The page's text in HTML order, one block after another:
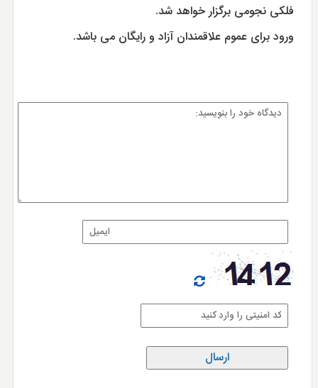
فلکی نجومی برگزار خواهد شد.
ورود برای عموم علاقمندان آزاد و رایگان می باشد.